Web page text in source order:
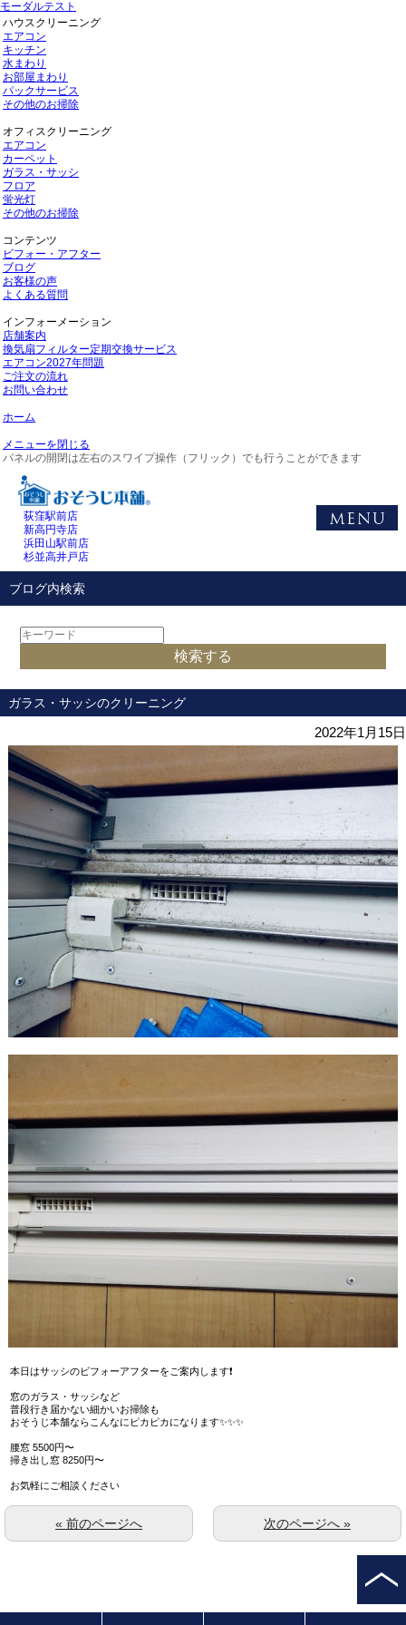
モーダルテスト
ハウスクリーニング
エアコン
キッチン
水まわり
お部屋まわり
パックサービス
その他のお掃除
オフィスクリーニング
エアコン
カーペット
ガラス・サッシ
フロア
蛍光灯
その他のお掃除
コンテンツ
ビフォー・アフター
ブログ
お客様の声
よくある質問
インフォーメーション
店舗案内
換気扇フィルター定期交換サービス
エアコン2027年問題
ご注文の流れ
お問い合わせ
ホーム
メニューを閉じる
パネルの開閉は左右のスワイプ操作（フリック）でも行うことができます
荻窪駅前店
新高円寺店
浜田山駅前店
杉並高井戸店
ブログ内検索
ガラス・サッシのクリーニング
2022年1月15日
本日はサッシのビフォーアフターをご案内します❗️
窓のガラス・サッシなど
普段行き届かない細かいお掃除も
おそうじ本舗ならこんなにピカピカになります✨✨✨
腰窓 5500円〜
掃き出し窓 8250円〜
お気軽にご相談ください
次のページへ »
« 前のページへ